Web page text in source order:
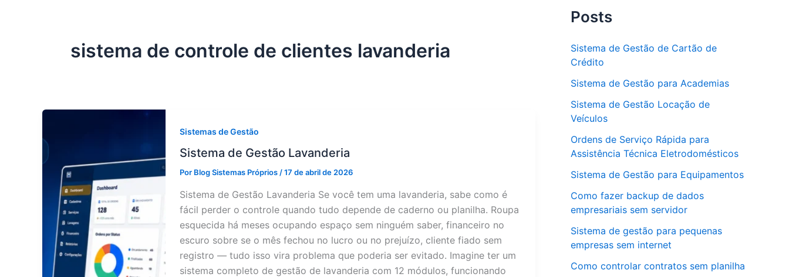
sistema de controle de clientes lavanderia
Sistemas de Gestão
Sistema de Gestão Lavanderia
Por Blog Sistemas Próprios/17 de abril de 2026
Sistema de Gestão Lavanderia Se você tem uma lavanderia, sabe como é
fácil perder o controle quando tudo depende de caderno ou planilha. Roupa
esquecida há meses ocupando espaço sem ninguém saber, financeiro no
escuro sobre se o mês fechou no lucro ou no prejuízo, cliente fiado sem
registro — tudo isso vira problema que poderia ser evitado. Imagine ter um
sistema completo de gestão de lavanderia com 12 módulos, funcionando
Posts
Sistema de Gestão de Cartão de
Crédito
Sistema de Gestão para Academias
Sistema de Gestão Locação de
Veículos
Ordens de Serviço Rápida para
Assistência Técnica Eletrodomésticos
Sistema de Gestão para Equipamentos
Como fazer backup de dados
empresariais sem servidor
Sistema de gestão para pequenas
empresas sem internet
Como controlar contratos sem planilha